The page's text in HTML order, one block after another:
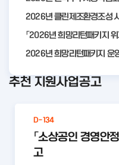
2026년 희망리턴패키지 운
추천 지원사업공고
D-134
「소상공인 경영안
고